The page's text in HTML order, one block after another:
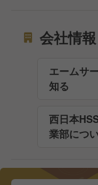
会社情報
エームサ
知る
西日本
業部につ